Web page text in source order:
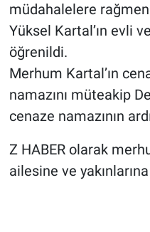
müdahalelere rağmen
Yüksel Kartal’ın evli
öğrenildi.
Merhum Kartal’ın
namazını müteakip
cenaze namazının
Z HABER olarak
ailesine ve